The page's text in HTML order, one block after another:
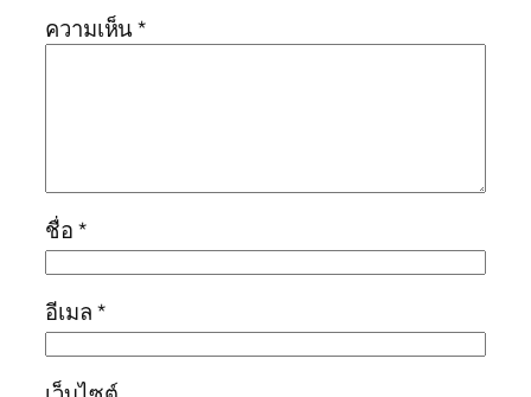
ความเห็น*
ชื่อ*
อีเมล*